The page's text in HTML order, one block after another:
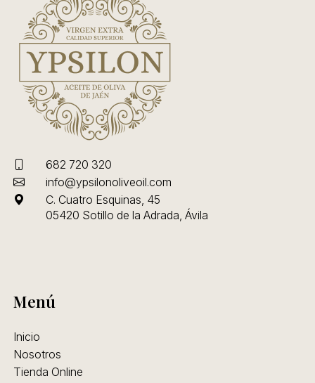
682 720 320
info@ypsilonoliveoil.com
C. Cuatro Esquinas, 45
05420 Sotillo de la Adrada, Ávila
Menú
Inicio
Nosotros
Tienda Online